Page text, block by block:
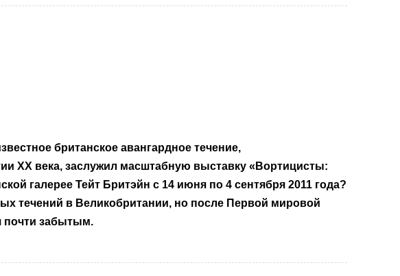
британское авангардное течение,
ХХ века, заслужил масштабную выставку «Вортицисты:
галерее Тейт Бритэйн с 14 июня по 4 сентября 2011 года?
течений в Великобритании, но после Первой мировой
почти забытым.